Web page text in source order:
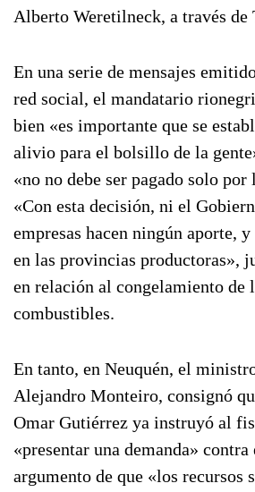
Alberto Weretilneck, a través de
En una serie de mensajes
red social, el mandatario
bien «es importante que se
alivio para el bolsillo de la
«no no debe ser pagado solo
«Con esta decisión, ni el
empresas hacen ningún aporte,
en las provincias productoras»,
en relación al congelamiento de
combustibles.
En tanto, en Neuquén, el
Alejandro Monteiro, consignó
Omar Gutiérrez ya instruyó al
«presentar una demanda» contra
argumento de que «los recursos